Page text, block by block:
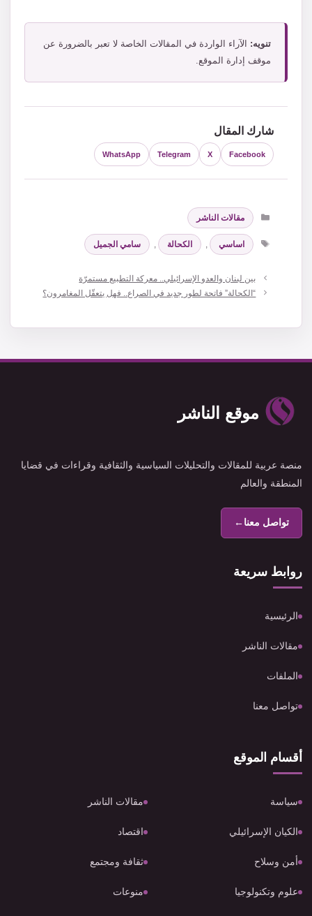
تنويه: الآراء الواردة في المقالات الخاصة لا تعبر بالضرورة عن
موقف إدارة الموقع.
شارك المقال
Facebook
X
Telegram
WhatsApp
التصنيفات
مقالات الناشر
الوسوم
اساسي الكحالة سامي الجميل
بين لبنان والعدو الإسرائيلي.. معركة التطبيع مستمرّة
“الكحالة” فاتحة لطور جديد في الصراع.. فهل يتعقّل المغامرون؟
موقع الناشر
منصة عربية للمقالات والتحليلات السياسية والثقافية وقراءات في قضايا
المنطقة والعالم
تواصل معنا←
روابط سريعة
الرئيسية
مقالات الناشر
الملفات
تواصل معنا
أقسام الموقع
سياسة مقالات الناشر
الكيان الإسرائيلي اقتصاد
أمن وسلاح ثقافة ومجتمع
علوم وتكنولوجيا منوعات